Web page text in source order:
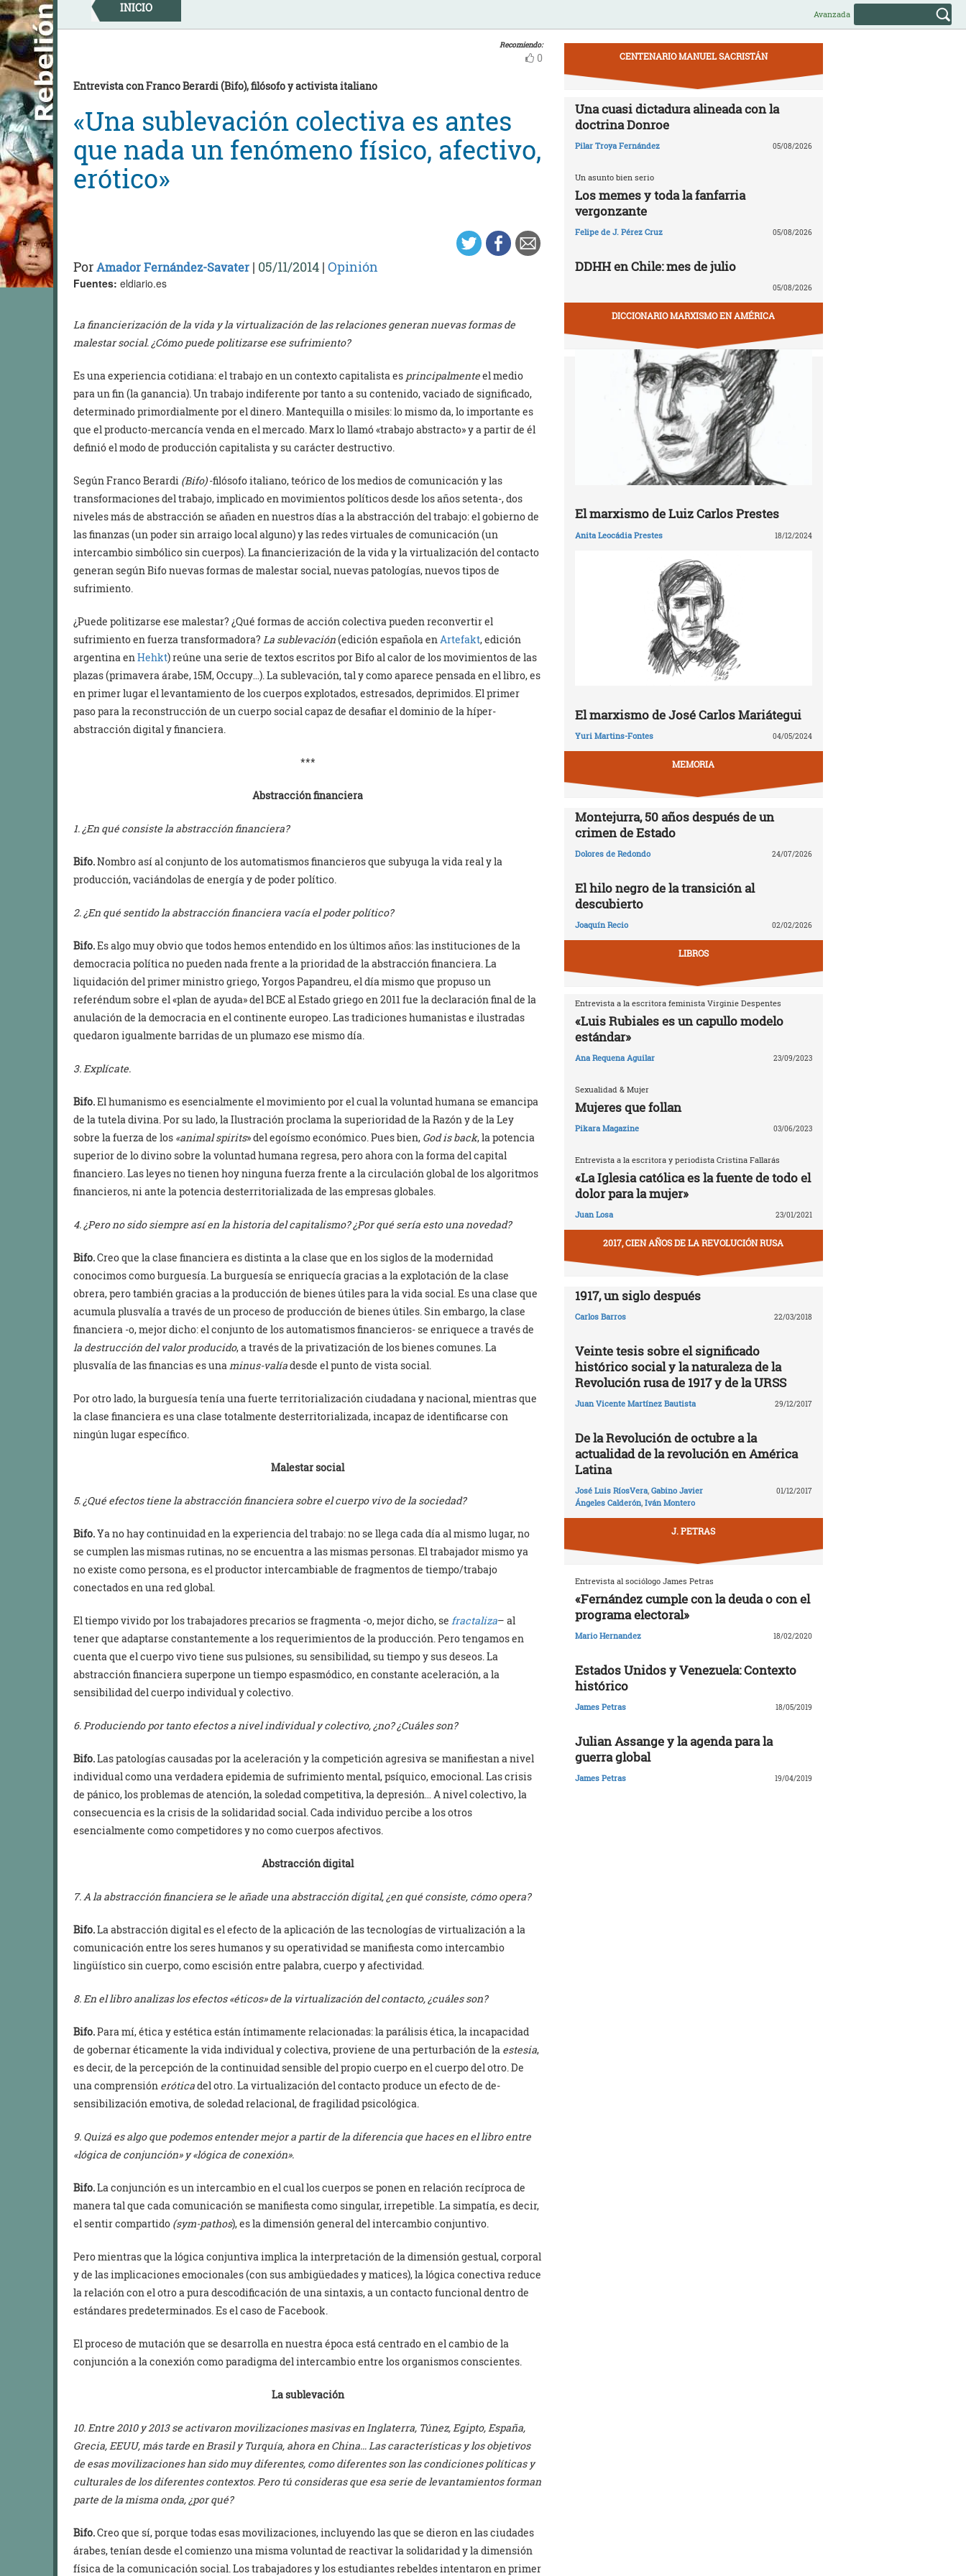
Skip
to
content
INICIO Avanzada
Recomiendo:
0
Entrevista con Franco Berardi (Bifo), filósofo y activista italiano
«Una sublevación colectiva es antes
que nada un fenómeno físico, afectivo,
erótico»
PorAmador Fernández-Savater | 05/11/2014 | Opinión
Fuentes: eldiario.es
La financierización de la vida y la virtualización de las relaciones generan nuevas formas de
malestar social. ¿Cómo puede politizarse ese sufrimiento?
Es una experiencia cotidiana: el trabajo en un contexto capitalista es principalmenteel medio
para un fin (la ganancia). Un trabajo indiferente por tanto a su contenido, vaciado de significado,
determinado primordialmente por el dinero. Mantequilla o misiles: lo mismo da, lo importante es
que el producto-mercancía venda en el mercado. Marx lo llamó «trabajo abstracto» y a partir de él
definió el modo de producción capitalista y su carácter destructivo.
Según Franco Berardi (Bifo)-filósofo italiano, teórico de los medios de comunicación y las
transformaciones del trabajo, implicado en movimientos políticos desde los años setenta-, dos
niveles más de abstracción se añaden en nuestros días a la abstracción del trabajo: el gobierno de
las finanzas (un poder sin arraigo local alguno) y las redes virtuales de comunicación (un
intercambio simbólico sin cuerpos). La financierización de la vida y la virtualización del contacto
generan según Bifo nuevas formas de malestar social, nuevas patologías, nuevos tipos de
sufrimiento.
¿Puede politizarse ese malestar? ¿Qué formas de acción colectiva pueden reconvertir el
sufrimiento en fuerza transformadora? La sublevación(edición española en Artefakt, edición
argentina en Hehkt) reúne una serie de textos escritos por Bifo al calor de los movimientos de las
plazas (primavera árabe, 15M, Occupy…). La sublevación, tal y como aparece pensada en el libro, es
en primer lugar el levantamiento de los cuerpos explotados, estresados, deprimidos. El primer
paso para la reconstrucción de un cuerpo social capaz de desafiar el dominio de la híper-
abstracción digital y financiera.
***
Abstracción financiera
1. ¿En qué consiste la abstracción financiera?
Bifo.Nombro así al conjunto de los automatismos financieros que subyuga la vida real y la
producción, vaciándolas de energía y de poder político.
2. ¿En qué sentido la abstracción financiera vacía el poder político?
Bifo.Es algo muy obvio que todos hemos entendido en los últimos años: las instituciones de la
democracia política no pueden nada frente a la prioridad de la abstracción financiera. La
liquidación del primer ministro griego, Yorgos Papandreu, el día mismo que propuso un
referéndum sobre el «plan de ayuda» del BCE al Estado griego en 2011 fue la declaración final de la
anulación de la democracia en el continente europeo. Las tradiciones humanistas e ilustradas
quedaron igualmente barridas de un plumazo ese mismo día.
3. Explícate.
Bifo.El humanismo es esencialmente el movimiento por el cual la voluntad humana se emancipa
de la tutela divina. Por su lado, la Ilustración proclama la superioridad de la Razón y de la Ley
sobre la fuerza de los «animal spirits» del egoísmo económico. Pues bien, God is back, la potencia
superior de lo divino sobre la voluntad humana regresa, pero ahora con la forma del capital
financiero. Las leyes no tienen hoy ninguna fuerza frente a la circulación global de los algoritmos
financieros, ni ante la potencia desterritorializada de las empresas globales.
4. ¿Pero no sido siempre así en la historia del capitalismo? ¿Por qué sería esto una novedad?
Bifo.Creo que la clase financiera es distinta a la clase que en los siglos de la modernidad
conocimos como burguesía. La burguesía se enriquecía gracias a la explotación de la clase
obrera, pero también gracias a la producción de bienes útiles para la vida social. Es una clase que
acumula plusvalía a través de un proceso de producción de bienes útiles. Sin embargo, la clase
financiera -o, mejor dicho: el conjunto de los automatismos financieros- se enriquece a través de
la destrucción del valor producido, a través de la privatización de los bienes comunes. La
plusvalía de las financias es una minus-valíadesde el punto de vista social.
Por otro lado, la burguesía tenía una fuerte territorialización ciudadana y nacional, mientras que
la clase financiera es una clase totalmente desterritorializada, incapaz de identificarse con
ningún lugar específico.
Malestar social
5. ¿Qué efectos tiene la abstracción financiera sobre el cuerpo vivo de la sociedad?
Bifo.Ya no hay continuidad en la experiencia del trabajo: no se llega cada día al mismo lugar, no
se cumplen las mismas rutinas, no se encuentra a las mismas personas. El trabajador mismo ya
no existe como persona, es el productor intercambiable de fragmentos de tiempo/trabajo
conectados en una red global.
El tiempo vivido por los trabajadores precarios se fragmenta -o, mejor dicho, se fractaliza– al
tener que adaptarse constantemente a los requerimientos de la producción. Pero tengamos en
cuenta que el cuerpo vivo tiene sus pulsiones, su sensibilidad, su tiempo y sus deseos. La
abstracción financiera superpone un tiempo espasmódico, en constante aceleración, a la
sensibilidad del cuerpo individual y colectivo.
6. Produciendo por tanto efectos a nivel individual y colectivo, ¿no? ¿Cuáles son?
Bifo.Las patologías causadas por la aceleración y la competición agresiva se manifiestan a nivel
individual como una verdadera epidemia de sufrimiento mental, psíquico, emocional. Las crisis
de pánico, los problemas de atención, la soledad competitiva, la depresión… A nivel colectivo, la
consecuencia es la crisis de la solidaridad social. Cada individuo percibe a los otros
esencialmente como competidores y no como cuerpos afectivos.
Abstracción digital
7. A la abstracción financiera se le añade una abstracción digital, ¿en qué consiste, cómo opera?
Bifo.La abstracción digital es el efecto de la aplicación de las tecnologías de virtualización a la
comunicación entre los seres humanos y su operatividad se manifiesta como intercambio
lingüístico sin cuerpo, como escisión entre palabra, cuerpo y afectividad.
8. En el libro analizas los efectos «éticos» de la virtualización del contacto, ¿cuáles son?
Bifo.Para mí, ética y estética están íntimamente relacionadas: la parálisis ética, la incapacidad
de gobernar éticamente la vida individual y colectiva, proviene de una perturbación de la estesia,
es decir, de la percepción de la continuidad sensible del propio cuerpo en el cuerpo del otro. De
una comprensión eróticadel otro. La virtualización del contacto produce un efecto de de-
sensibilización emotiva, de soledad relacional, de fragilidad psicológica.
9. Quizá es algo que podemos entender mejor a partir de la diferencia que haces en el libro entre
«lógica de conjunción» y «lógica de conexión».
Bifo.La conjunción es un intercambio en el cual los cuerpos se ponen en relación recíproca de
manera tal que cada comunicación se manifiesta como singular, irrepetible. La simpatía, es decir,
el sentir compartido (sym-pathos), es la dimensión general del intercambio conjuntivo.
Pero mientras que la lógica conjuntiva implica la interpretación de la dimensión gestual, corporal
y de las implicaciones emocionales (con sus ambigüedades y matices), la lógica conectiva reduce
la relación con el otro a pura descodificación de una sintaxis, a un contacto funcional dentro de
estándares predeterminados. Es el caso de Facebook.
El proceso de mutación que se desarrolla en nuestra época está centrado en el cambio de la
conjunción a la conexión como paradigma del intercambio entre los organismos conscientes.
La sublevación
10. Entre 2010 y 2013 se activaron movilizaciones masivas en Inglaterra, Túnez, Egipto, España,
Grecia, EEUU, más tarde en Brasil y Turquía, ahora en China… Las características y los objetivos
de esas movilizaciones han sido muy diferentes, como diferentes son las condiciones políticas y
culturales de los diferentes contextos. Pero tú consideras que esa serie de levantamientos forman
parte de la misma onda, ¿por qué?
Bifo.Creo que sí, porque todas esas movilizaciones, incluyendo las que se dieron en las ciudades
árabes, tenían desde el comienzo una misma voluntad de reactivar la solidaridad y la dimensión
física de la comunicación social. Los trabajadores y los estudiantes rebeldes intentaron en primer
CENTENARIO MANUEL SACRISTÁN
Una cuasi dictadura alineada con la
doctrina Donroe
Pilar Troya Fernández 05/08/2026
Un asunto bien serio
Los memes y toda la fanfarria
vergonzante
Felipe de J. Pérez Cruz 05/08/2026
DDHH en Chile: mes de julio
05/08/2026
DICCIONARIO MARXISMO EN AMÉRICA
El marxismo de Luiz Carlos Prestes
Anita Leocádia Prestes 18/12/2024
El marxismo de José Carlos Mariátegui
Yuri Martins-Fontes 04/05/2024
MEMORIA
Montejurra, 50 años después de un
crimen de Estado
Dolores de Redondo 24/07/2026
El hilo negro de la transición al
descubierto
Joaquín Recio 02/02/2026
LIBROS
Entrevista a la escritora feminista Virginie Despentes
«Luis Rubiales es un capullo modelo
estándar»
Ana Requena Aguilar 23/09/2023
Sexualidad & Mujer
Mujeres que follan
Pikara Magazine 03/06/2023
Entrevista a la escritora y periodista Cristina Fallarás
«La Iglesia católica es la fuente de todo el
dolor para la mujer»
Juan Losa 23/01/2021
2017, CIEN AÑOS DE LA REVOLUCIÓN RUSA
1917, un siglo después
Carlos Barros 22/03/2018
Veinte tesis sobre el significado
histórico social y la naturaleza de la
Revolución rusa de 1917 y de la URSS
Juan Vicente Martínez Bautista 29/12/2017
De la Revolución de octubre a la
actualidad de la revolución en América
Latina
José Luis RíosVera, Gabino Javier
Ángeles Calderón, Iván Montero
01/12/2017
J. PETRAS
Entrevista al sociólogo James Petras
«Fernández cumple con la deuda o con el
programa electoral»
Mario Hernandez 18/02/2020
Estados Unidos y Venezuela: Contexto
histórico
James Petras 18/05/2019
Julian Assange y la agenda para la
guerra global
James Petras 19/04/2019